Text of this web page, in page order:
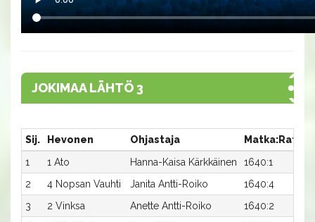
JOKIMAA LÄHTÖ 3
Sij. Hevonen Ohjastaja Matka:Rata
1
1 Ato Hanna-Kaisa Kärkkäinen 1640:1
2
4 Nopsan Vauhti Janita Antti-Roiko 1640:4
3
2 Vinksa Anette Antti-Roiko 1640:2